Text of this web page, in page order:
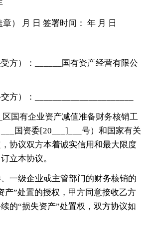
） 月 日 签署时间： 年 月 日
方）：______国有资产经营有限公
方）：______________________
区国有企业资产减值准备财务核销工
国资委[20___]___号）和国家有关
协议双方本着诚实信用和最大限度
立本协议。
一级企业或主管部门的财务核销的
产”处置的授权，甲方同意接收乙方
的“损失资产”处置权，双方协议如